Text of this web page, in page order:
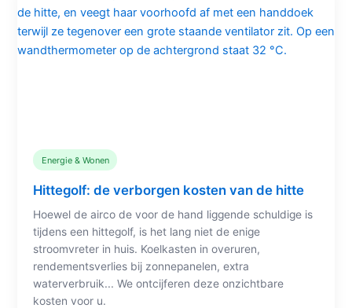
Energie & Wonen
Hittegolf: de verborgen kosten van de hitte
Hoewel de airco de voor de hand liggende schuldige is
tijdens een hittegolf, is het lang niet de enige
stroomvreter in huis. Koelkasten in overuren,
rendementsverlies bij zonnepanelen, extra
waterverbruik... We ontcijferen deze onzichtbare
kosten voor u.